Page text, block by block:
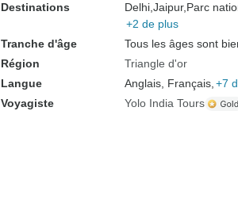
Destinations
Delhi, Jaipur, Parc
+2 de plus
Tranche d'âge
Tous les âges sont
Région
Triangle d'or
Langue
Anglais, Français, +7
Voyagiste
Yolo India Tours